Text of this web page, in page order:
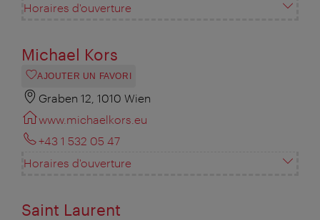
Horaires d'ouverture
Michael Kors
AJOUTER UN FAVORI
Graben 12, 1010 Wien
www.michaelkors.eu
+43 1 532 05 47
Horaires d'ouverture
Saint Laurent